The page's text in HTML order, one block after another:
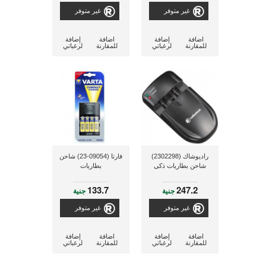
غير متوفر
إضافة
لرغباتي
اضافة
للمقارنة
غير متوفر
إضافة
لرغباتي
اضافة
للمقارنة
راديوشاك (2302298)
شاحن بطاريات ذكى
247.2جنية
غير متوفر
إضافة
لرغباتي
اضافة
للمقارنة
فارتا (09054-23) شاحن
بطاريات
133.7 جنية
غير متوفر
إضافة
لرغباتي
اضافة
للمقارنة